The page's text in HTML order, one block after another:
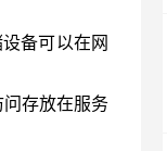
备可以在网
存放在服务